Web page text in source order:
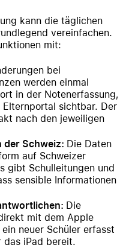
kann die täglichen
vereinfachen.
mit:
bei
werden einmal
in der Notenerfassung,
sichtbar. Der
nach den jeweiligen
der Schweiz: Die Daten
auf Schweizer
gibt Schulleitungen und
sensible Informationen
Die
mit dem Apple
neuer Schüler erfasst
iPad bereit.